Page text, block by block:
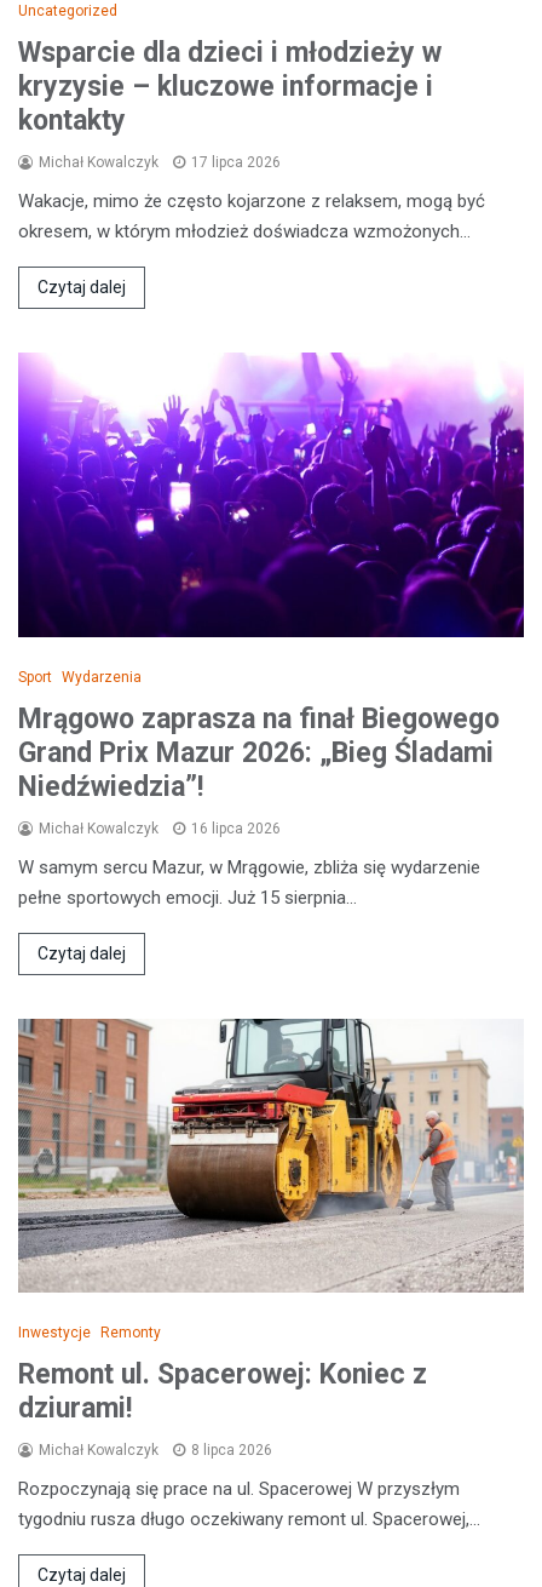
Uncategorized
Wsparcie dla dzieci i młodzieży w
kryzysie – kluczowe informacje i
kontakty
Michał Kowalczyk 17 lipca 2026
Wakacje, mimo że często kojarzone z relaksem, mogą być
okresem, w którym młodzież doświadcza wzmożonych…
Czytaj dalej
Sport Wydarzenia
Mrągowo zaprasza na finał Biegowego
Grand Prix Mazur 2026: „Bieg Śladami
Niedźwiedzia”!
Michał Kowalczyk 16 lipca 2026
W samym sercu Mazur, w Mrągowie, zbliża się wydarzenie
pełne sportowych emocji. Już 15 sierpnia…
Czytaj dalej
Inwestycje Remonty
Remont ul. Spacerowej: Koniec z
dziurami!
Michał Kowalczyk 8 lipca 2026
Rozpoczynają się prace na ul. Spacerowej W przyszłym
tygodniu rusza długo oczekiwany remont ul. Spacerowej,…
Czytaj dalej